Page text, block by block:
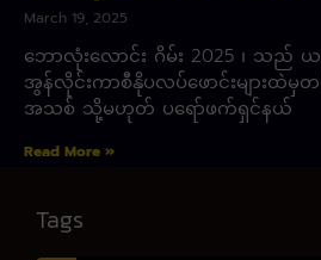
March 19, 2025
ဘောလုံးလောင်း ဂိမ်း 2025 ၊ သည် ယ
အွန်လိုင်းကာစီနိုပလပ်ဖောင်းများထဲ
အသစ် သို့မဟုတ် ပရော်ဖက်ရှင်နယ်
Read More »
Tags